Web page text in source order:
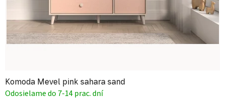
Komoda Mevel pink sahara sand
Odosielame do 7-14 prac. dní